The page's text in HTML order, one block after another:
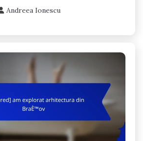
Andreea Ionescu